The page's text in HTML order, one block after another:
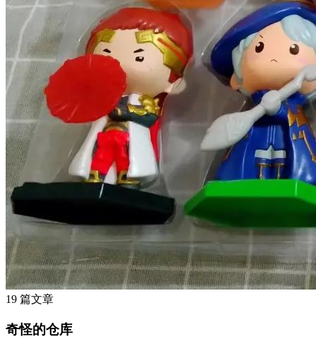
19 篇文章
奇怪的仓库